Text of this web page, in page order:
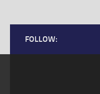
FOLLOW: